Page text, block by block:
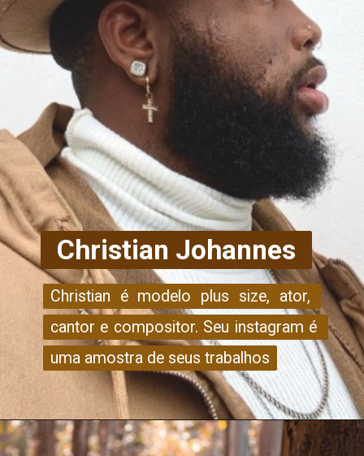
Christian Johannes
Christian é modelo plus size, ator,
cantor e compositor. Seu instagram é
uma amostra de seus trabalhos
Christian é modelo plus size, ator,
cantor e compositor. Seu instagram é
uma amostra de seus trabalhos